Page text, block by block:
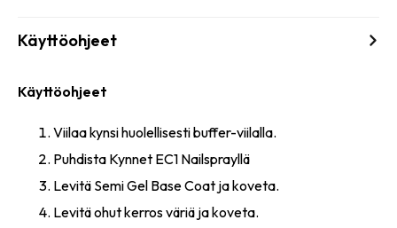
Käyttöohjeet
Käyttöohjeet
Viilaa kynsi huolellisesti buffer-viilalla.
Puhdista Kynnet EC1 Nailsprayllä
Levitä Semi Gel Base Coat ja koveta.
Levitä ohut kerros väriä ja koveta.